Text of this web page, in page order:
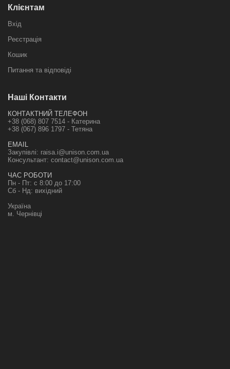
Клієнтам
Вхід
Реєстрація
Кошик
Питання та відповіді
Наші Контакти
КОНТАКТНИЙ ТЕЛЕФОН
+38 (068) 807 7514 - Катерина
+38 (067) 896 1797 - Тетяна
EMAIL
Закупівлі: raisa.i@unison.com.ua
Консультант: contact@unison.com.ua
ЧАС РОБОТИ
Пн - Пт: с 8:00 до 17:00
Сб - Нд: вихідний
Україна
м. Чернівці